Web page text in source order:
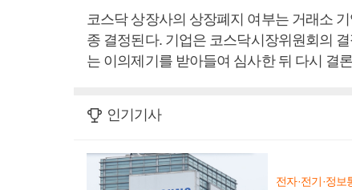
코스닥 상장사의 상장폐지 여부는 거래소
종 결정된다. 기업은 코스닥시장위원회의
는 이의제기를 받아들여 심사한 뒤 다시 결
인기기사
전자·전기·정보